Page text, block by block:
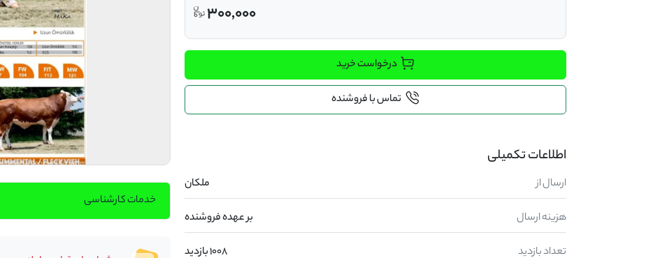
300,000
درخواست خرید
تماس با فروشنده
اطلاعات تکمیلی
ارسال از ملکان
هزینه ارسال بر عهده فروشنده
تعداد بازدید 1008 بازدید
خدمات کارشناسی